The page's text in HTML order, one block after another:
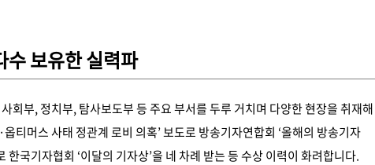
수 보유한 실력파
회부, 정치부, 탐사보도부 등 주요 부서를 두루 거치며 다양한 현장을 취재해
티머스 사태 정관계 로비 의혹’ 보도로 방송기자연합회 ‘올해의 방송기자
한국기자협회 ‘이달의 기자상’을 네 차례 받는 등 수상 이력이 화려합니다.